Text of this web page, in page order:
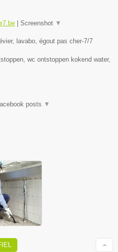
Screenshot ▼
lavabo, égout pas cher-7/7
wc ontstoppen kokend water,
posts ▼